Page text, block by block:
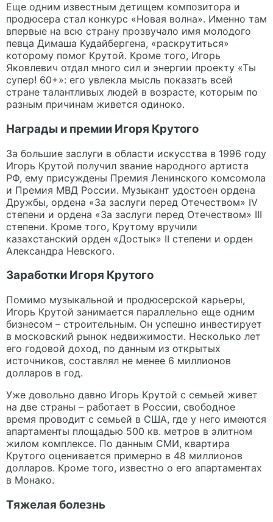
Еще одним известным детищем композитора и
продюсера стал конкурс «Новая волна». Именно там
впервые на всю страну прозвучало имя молодого
певца Димаша Кудайбергена, «раскрутиться»
которому помог Крутой. Кроме того, Игорь
Яковлевич отдал много сил и энергии проекту «Ты
супер! 60+»: его увлекла мысль показать всей
стране талантливых людей в возрасте, которым по
разным причинам живется одиноко.
Награды и премии Игоря Крутого
За большие заслуги в области искусства в 1996 году
Игорь Крутой получил звание народного артиста
РФ, ему присуждены Премия Ленинского комсомола
и Премия МВД России. Музыкант удостоен ордена
Дружбы, ордена «За заслуги перед Отечеством» IV
степени и ордена «За заслуги перед Отечеством» III
степени. Кроме того, Крутому вручили
казахстанский орден «Достык» II степени и орден
Александра Невского.
Заработки Игоря Крутого
Помимо музыкальной и продюсерской карьеры,
Игорь Крутой занимается параллельно еще одним
бизнесом – строительным. Он успешно инвестирует
в московский рынок недвижимости. Несколько лет
его годовой доход, по данным из открытых
источников, составлял не менее 6 миллионов
долларов в год.
Уже довольно давно Игорь Крутой с семьей живет
на две страны – работает в России, свободное
время проводит с семьей в США, где у него имеются
апартаменты площадью 500 кв. метров в элитном
жилом комплексе. По данным СМИ, квартира
Крутого оценивается примерно в 48 миллионов
долларов. Кроме того, известно о его апартаментах
в Монако.
Тяжелая болезнь